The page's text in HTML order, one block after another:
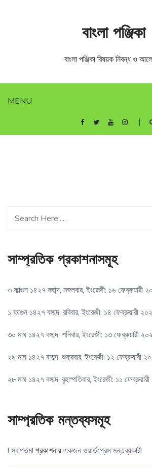
MENU
বাংলা পঞ্জিকা
বাংলা পঞ্জিকা বিষয়ক নিবন্ধ ও
সাম্প্রতিক প্রকাশনাসমূহ
৩ ফাল্গুন ১৪২৭ বঙ্গাব্দ, মঙ্গলবার, ইংরেজী: ১৬ ফেব্রুয়ারী
১ ফাল্গুন ১৪২৭ বঙ্গাব্দ, রবিবার, ইংরেজী: ১৪ ফেব্রুয়ারী
৩০ মাঘ ১৪২৭ বঙ্গাব্দ, শনিবার, ইংরেজী: ১৩ ফেব্রুয়ারী
২৯ মাঘ ১৪২৭ বঙ্গাব্দ, শুক্রবার, ইংরেজী: ১২ ফেব্রুয়ারী
২৮ মাঘ ১৪২৭ বঙ্গাব্দ, বৃহস্পতিবার, ইংরেজী: ১১
সাম্প্রতিক মন্তব্যসমূহ
! স্বাগতম! প্রকাশনায়একজন ওয়ার্ডপ্রেস মন্তব্যকারী